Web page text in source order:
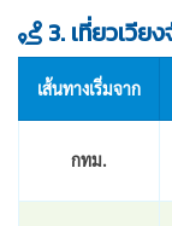
3. เที่ยวเวีย
เส้นทางเริ่มจาก
กทม.